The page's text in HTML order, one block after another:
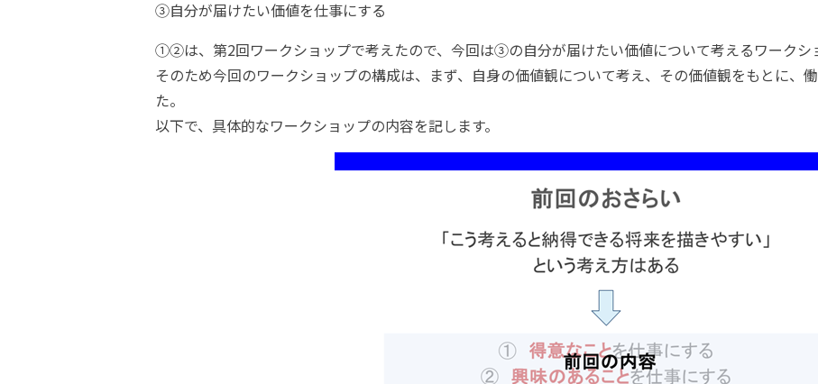
③自分が届けたい価値を仕事にする
①②は、第2回ワークショップで考えたので、今回は③の自分が届けたい価値について考えるワークシ
そのため今回のワークショップの構成は、まず、自身の価値観について考え、その価値観をもとに、
た。
以下で、具体的なワークショップの内容を記します。